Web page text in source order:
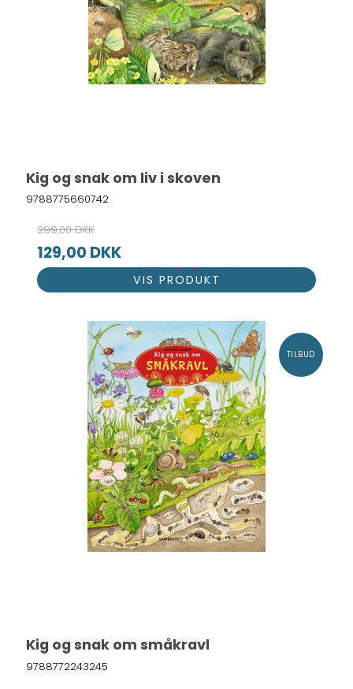
Kig og snak om liv i skoven
9788775660742
299,00 DKK
129,00 DKK
VIS PRODUKT
TILBUD
Kig og snak om småkravl
9788772243245